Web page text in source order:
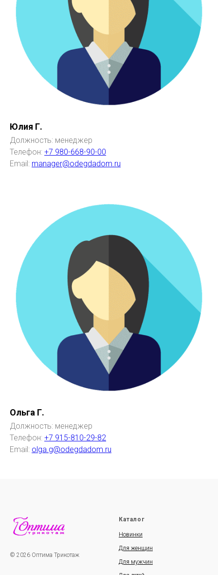
Юлия Г.
Должность: менеджер
Телефон: +7 980-668-90-00
Email: manager@odegdadom.ru
Ольга Г.
Должность: менеджер
Телефон: +7 915-810-29-82
Email: olga.g@odegdadom.ru
© 2026 Оптима Трикотаж
Каталог
Новинки
Для женщин
Для мужчин